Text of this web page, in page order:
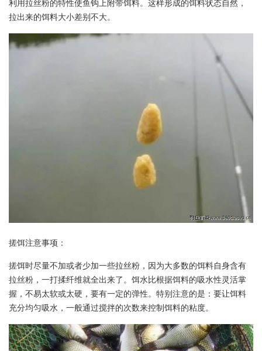
利用拉丝粉的特性使鱼钩上附带饵料。这样形成的饵料状态自然，
拉出来的饵料大小差别不大。
搓饵注意事项：
搓饵时尽量不加或者少加一些拉丝粉，因为大多数的饵料自身含有
拉丝粉，一打揉纤维就全出来了。饵水比根据饵料的吸水性灵活掌
握，不易太软或太硬，要有一定的弹性。特别注意的是：要让饵料
充分均匀吸水，一般通过搅拌的次数来控制饵料的粘度。